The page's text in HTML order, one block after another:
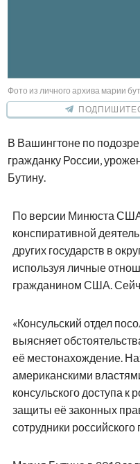
Фото из личного архива марии
В Вашингтоне по
гражданку России,
Бутину.
По версии Минюста
конспиративной
других государств в
используя личные
гражданином США.
«Консульский отдел
выясняет
её местонахождение.
американскими
консульского доступа к
защиты её законных
сотрудники российского